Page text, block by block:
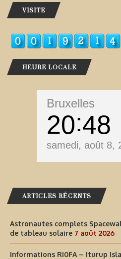
VISITE
HEURE LOCALE
Bruxelles
20 48
samedi, août 8,
ARTICLES RÉCENTS
Astronautes complets
de tableau solaire 7 août 2026
Informations RI0FA – Iturup